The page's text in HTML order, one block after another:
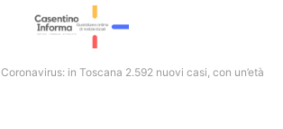
Coronavirus: in Toscana 2.592 nuovi casi, con un’età